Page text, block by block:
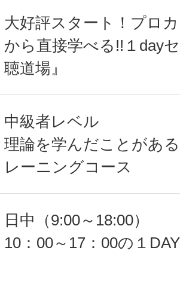
大好評スタート！プロ
から直接学べる!!１day
聴道場』
中級者レベル
理論を学んだことがあ
レーニングコース
日中（9:00～18:00）
10：00～17：00の１